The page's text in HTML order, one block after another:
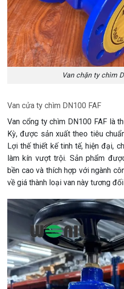
Van chặn ty chìm
Van cửa ty chìm DN100 FAF
Van cổng ty chìm DN100 FAF là
Kỳ, được sản xuất theo tiêu
Lợi thế thiết kế tinh tế, hiện đại,
làm kín vượt trội. Sản phẩm
bền cao và thích hợp với ngành
về giá thành loại van này tương